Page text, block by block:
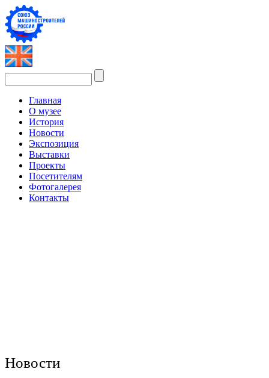
Главная
О музее
История
Новости
Экспозиция
Выставки
Проекты
Посетителям
Фотогалерея
Контакты
Новости